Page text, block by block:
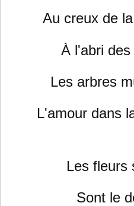
Au creux de
À l'abri
Les arbres
L'amour dans
Les fleurs
Sont le